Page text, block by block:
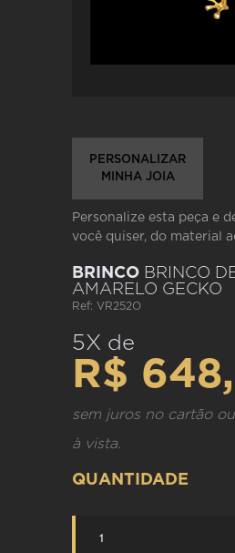
PERSONALIZAR
MINHA JOIA
Personalize esta peça e
você quiser, do material
BRINCO BRINCO
AMARELO GECKO
Ref: VR252O
5X de
R$
sem juros no cartão ou
à vista.
QUANTIDADE